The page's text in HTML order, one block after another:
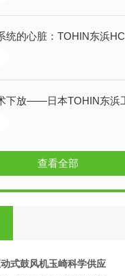
的心脏：TOHIN东浜HC-80s旋
——日本TOHIN东浜工业TX150涡轮鼓
查看全部
式鼓风机玉崎科学供应